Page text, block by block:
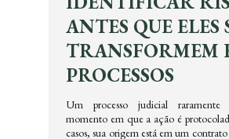
ANTES QUE ELES
TRANSFORMEM
PROCESSOS
Um processo judicial
momento em que a ação é
casos, sua origem está em um